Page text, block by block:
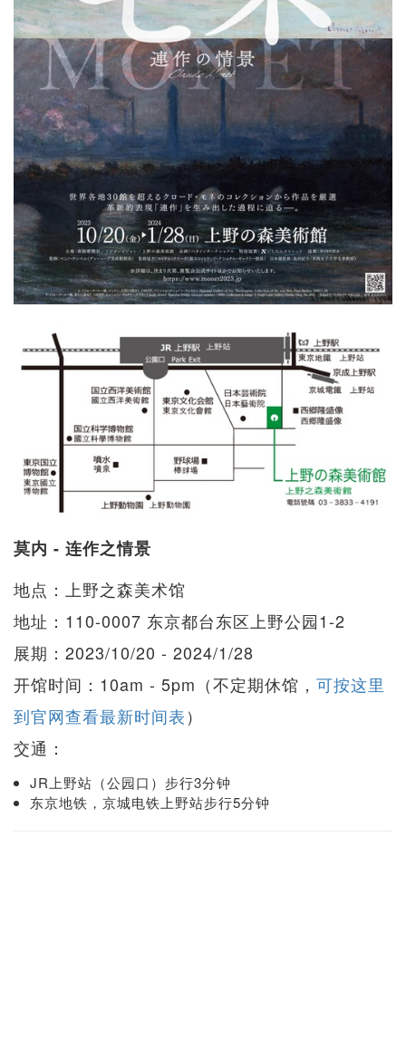
莫内 - 连作之情景
地点：上野之森美术馆
地址：110-0007 东京都台东区上野公园1-2
展期：2023/10/20 - 2024/1/28
开馆时间：10am - 5pm（不定期休馆， 可按这里
到官网查看最新时间表）
交通：
JR上野站（公园口）步行3分钟
东京地铁，京城电铁上野站步行5分钟